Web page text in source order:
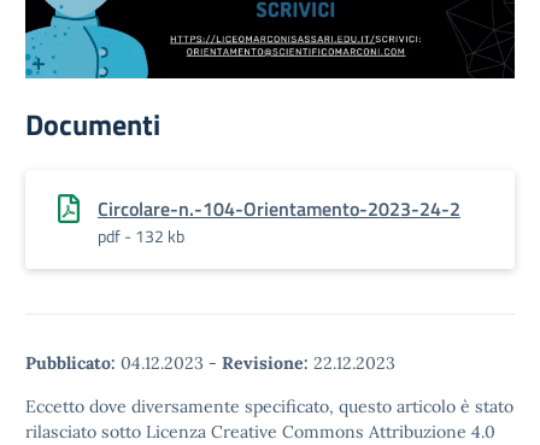
Documenti
Circolare-n.-104-Orientamento-2023-24-2
pdf - 132 kb
Pubblicato: 04.12.2023 - Revisione: 22.12.2023
Eccetto dove diversamente specificato, questo articolo è stato
rilasciato sotto Licenza Creative Commons Attribuzione 4.0